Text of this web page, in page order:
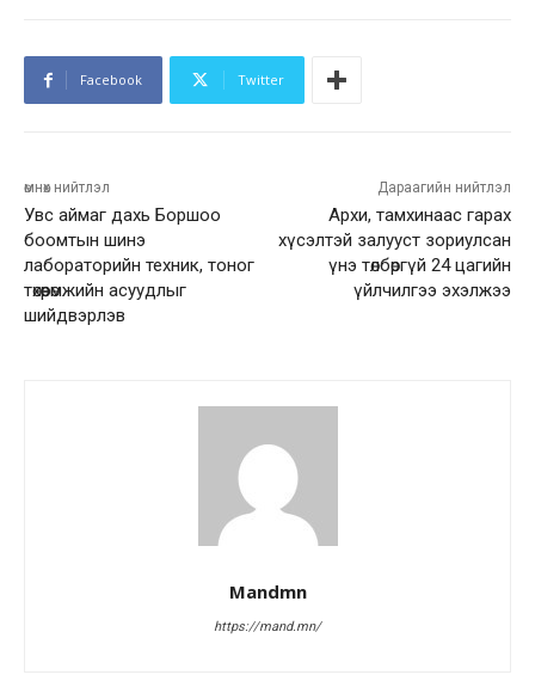
Facebook Twitter
өмнөх нийтлэл
Увс аймаг дахь Боршоо
боомтын шинэ
лабораторийн техник, тоног
төхөөрөмжийн асуудлыг
шийдвэрлэв
Дараагийн нийтлэл
Архи, тамхинаас гарах
хүсэлтэй залууст зориулсан
үнэ төлбөргүй 24 цагийн
үйлчилгээ эхэлжээ
Mandmn
https://mand.mn/